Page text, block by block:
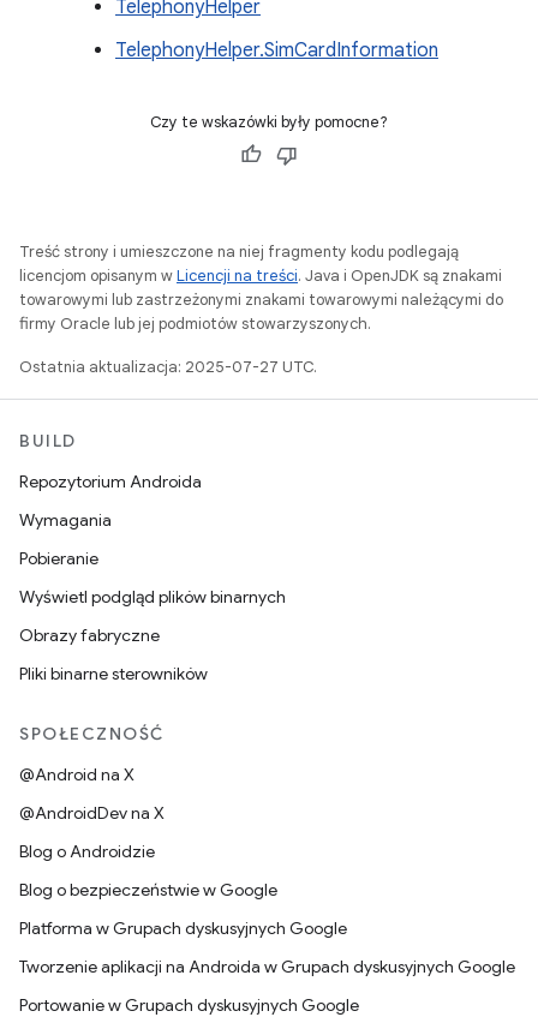
TelephonyHelper
TelephonyHelper.SimCardInformation
Czy te wskazówki były pomocne?
Treść strony i umieszczone na niej fragmenty kodu podlegają
licencjom opisanym wLicencji na treści. Java i OpenJDK są znakami
towarowymi lub zastrzeżonymi znakami towarowymi należącymi do
firmy Oracle lub jej podmiotów stowarzyszonych.
Ostatnia aktualizacja: 2025-07-27 UTC.
BUILD
Repozytorium Androida
Wymagania
Pobieranie
Wyświetl podgląd plików binarnych
Obrazy fabryczne
Pliki binarne sterowników
SPOŁECZNOŚĆ
@Android na X
@AndroidDev na X
Blog o Androidzie
Blog o bezpieczeństwie w Google
Platforma w Grupach dyskusyjnych Google
Tworzenie aplikacji na Androida w Grupach dyskusyjnych Google
Portowanie w Grupach dyskusyjnych Google